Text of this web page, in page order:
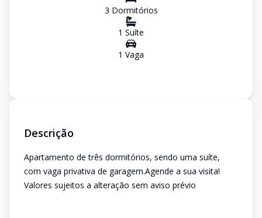
3 Dormitórios
1 Suíte
1 Vaga
Descrição
Apartamento de três dormitórios, sendo uma suíte,
com vaga privativa de garagem.Agende a sua visita!
Valores sujeitos a alteração sem aviso prévio